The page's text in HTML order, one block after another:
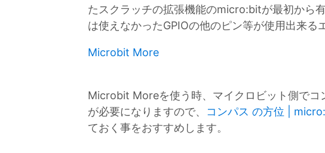
たスクラッチの拡張機能のmicro:bitが最初から
は使えなかったGPIOの他のピン等が使用出来る
Microbit More
Microbit Moreを使う時、マイクロビット側でコ
が必要になりますので、 コンパス の方位 |
ておく事をおすすめします。